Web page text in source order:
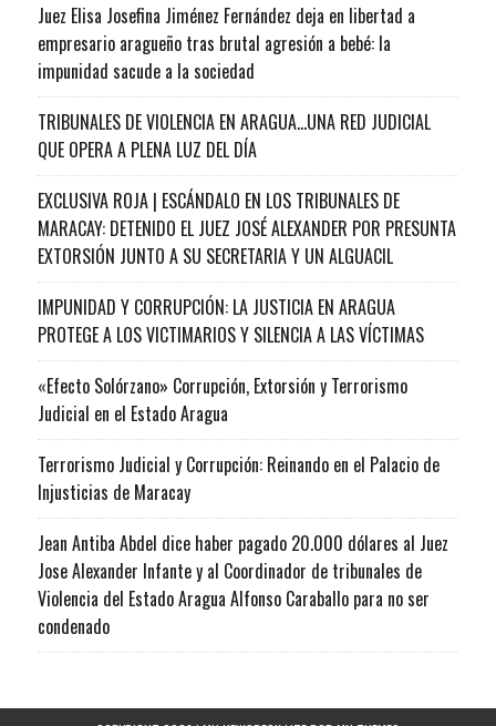
Juez Elisa Josefina Jiménez Fernández deja en libertad a
empresario aragueño tras brutal agresión a bebé: la
impunidad sacude a la sociedad
TRIBUNALES DE VIOLENCIA EN ARAGUA…UNA RED JUDICIAL
QUE OPERA A PLENA LUZ DEL DÍA
EXCLUSIVA ROJA | ESCÁNDALO EN LOS TRIBUNALES DE
MARACAY: DETENIDO EL JUEZ JOSÉ ALEXANDER POR PRESUNTA
EXTORSIÓN JUNTO A SU SECRETARIA Y UN ALGUACIL
IMPUNIDAD Y CORRUPCIÓN: LA JUSTICIA EN ARAGUA
PROTEGE A LOS VICTIMARIOS Y SILENCIA A LAS VÍCTIMAS
«Efecto Solórzano» Corrupción, Extorsión y Terrorismo
Judicial en el Estado Aragua
Terrorismo Judicial y Corrupción: Reinando en el Palacio de
Injusticias de Maracay
Jean Antiba Abdel dice haber pagado 20.000 dólares al Juez
Jose Alexander Infante y al Coordinador de tribunales de
Violencia del Estado Aragua Alfonso Caraballo para no ser
condenado